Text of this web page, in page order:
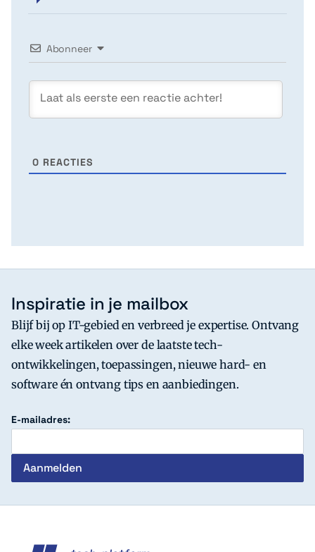
Abonneer
0 REACTIES
Inspiratie in je mailbox
Blijf bij op IT-gebied en verbreed je expertise. Ontvang
elke week artikelen over de laatste tech-
ontwikkelingen, toepassingen, nieuwe hard- en
software én ontvang tips en aanbiedingen.
E-mailadres: